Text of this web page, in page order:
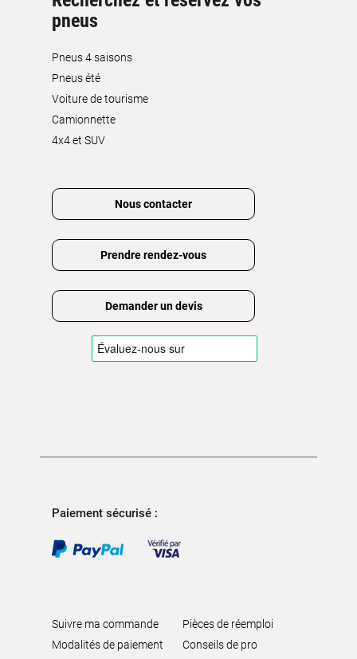
pneus
Pneus 4 saisons
Pneus été
Voiture de tourisme
Camionnette
4x4 et SUV
Nous contacter
Prendre rendez-vous
Demander un devis
Paiement sécurisé :
Suivre ma commande
Modalités de paiement
Pièces de réemploi
Conseils de pro